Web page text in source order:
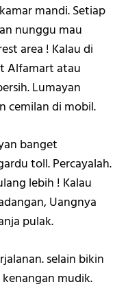
mandi. Setiap
nunggu mau
area ! Kalau di
Alfamart atau
Lumayan
cemilan di mobil.
banget
toll. Percayalah.
lebih ! Kalau
Uangnya
pulak.
mudik.